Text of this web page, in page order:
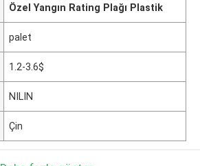
Özel Yangın Rating Plağı Plastik
palet
1.2-3.6$
NILIN
Çin